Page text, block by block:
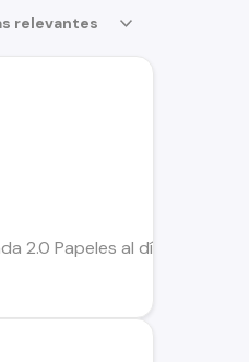
relevantes
2.0 Papeles al día y sin